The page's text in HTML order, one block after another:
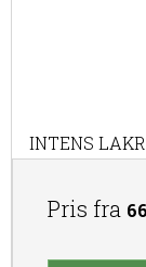
INTENS
Pris fra